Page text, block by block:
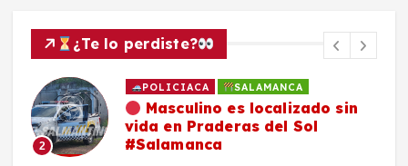
¿Te lo perdiste?
2
POLICIACA SALAMANCA
Masculino es localizado sin
vida en Praderas del Sol
#Salamanca